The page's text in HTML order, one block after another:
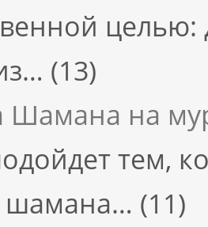
целью:
(13)
Шамана на
тем,
шамана… (11)